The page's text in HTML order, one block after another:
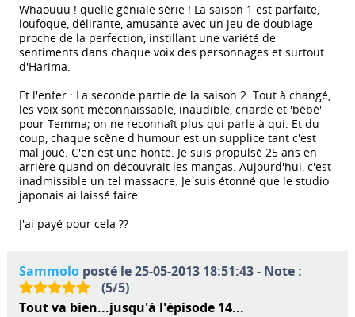
Whaouuu ! quelle géniale série ! La saison 1 est parfaite,
loufoque, délirante, amusante avec un jeu de doublage
proche de la perfection, instillant une variété de
sentiments dans chaque voix des personnages et surtout
d'Harima.
Et l'enfer : La seconde partie de la saison 2. Tout à changé,
les voix sont méconnaissable, inaudible, criarde et 'bébé'
pour Temma; on ne reconnaît plus qui parle à qui. Et du
coup, chaque scène d'humour est un supplice tant c'est
mal joué. C'en est une honte. Je suis propulsé 25 ans en
arrière quand on découvrait les mangas. Aujourd'hui, c'est
inadmissible un tel massacre. Je suis étonné que le studio
japonais ai laissé faire...
J'ai payé pour cela ??
Sammoloposté le 25-05-2013 18:51:43 - Note :
(5/5)
Tout va bien...jusqu'à l'épisode 14...